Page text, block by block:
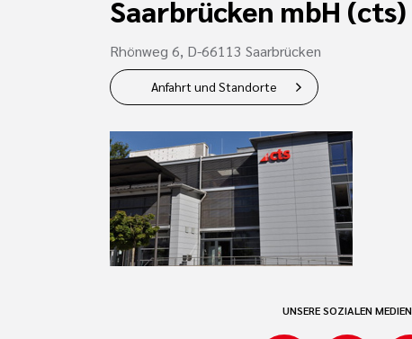
Saarbrücken mbH (cts)
Rhönweg 6, D-66113 Saarbrücken
Anfahrt und Standorte
UNSERE SOZIALEN MEDIEN